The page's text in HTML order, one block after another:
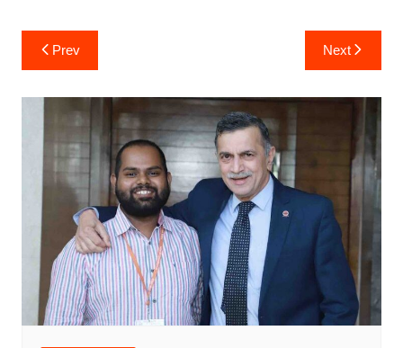
Post
navigation
Prev Next